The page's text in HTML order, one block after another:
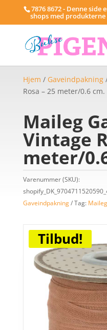
7876 8672 - Denne
shops med produkterne
Hjem / Gaveindpakning/
Rosa – 25 meter/0.6 cm.
Maileg
Vintage
meter/
Varenummer (SKU):
Gaveindpakning
Tag: Maileg
Tilbud!